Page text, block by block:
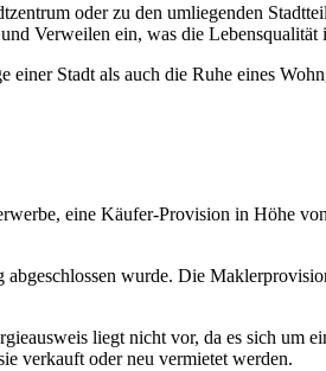
oder zu den umliegenden
Verweilen ein, was die Lebensqualität
Stadt als auch die Ruhe eines
eine Käufer-Provision in Höhe
wurde. Die
liegt nicht vor, da es sich um
verkauft oder neu vermietet werden.